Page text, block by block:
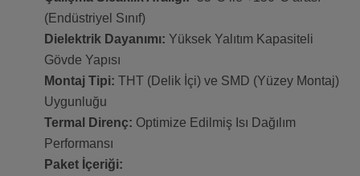
(Endüstriyel Sınıf)
Dielektrik Dayanımı: Yüksek Yalıtım Kapasiteli
Gövde Yapısı
Montaj Tipi: THT (Delik İçi) ve SMD (Yüzey Montaj)
Uygunluğu
Termal Direnç: Optimize Edilmiş Isı Dağılım
Performansı
Paket İçeriği: